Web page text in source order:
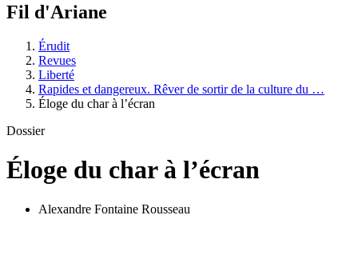
Fil d'Ariane
Érudit
Revues
Liberté
Rapides et dangereux. Rêver de sortir de la culture du …
Éloge du char à l’écran
Dossier
Éloge du char à l’écran
Alexandre Fontaine Rousseau